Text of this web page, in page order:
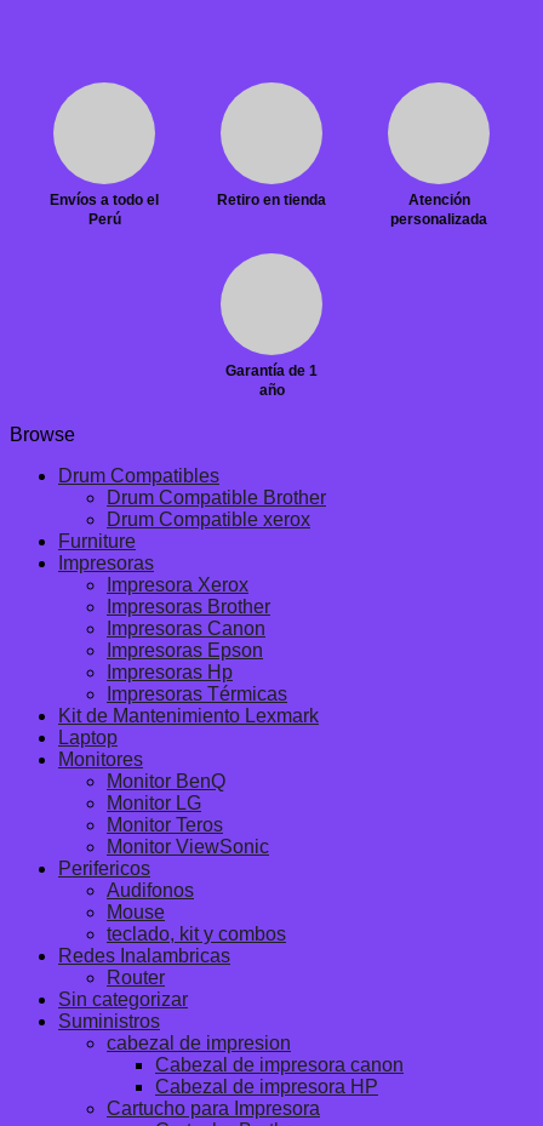
Envíos a todo el
Perú
Retiro en tienda
Atención
personalizada
Garantía de 1
año
Browse
Drum Compatibles
Drum Compatible Brother
Drum Compatible xerox
Furniture
Impresoras
Impresora Xerox
Impresoras Brother
Impresoras Canon
Impresoras Epson
Impresoras Hp
Impresoras Térmicas
Kit de Mantenimiento Lexmark
Laptop
Monitores
Monitor BenQ
Monitor LG
Monitor Teros
Monitor ViewSonic
Perifericos
Audifonos
Mouse
teclado, kit y combos
Redes Inalambricas
Router
Sin categorizar
Suministros
cabezal de impresion
Cabezal de impresora canon
Cabezal de impresora HP
Cartucho para Impresora